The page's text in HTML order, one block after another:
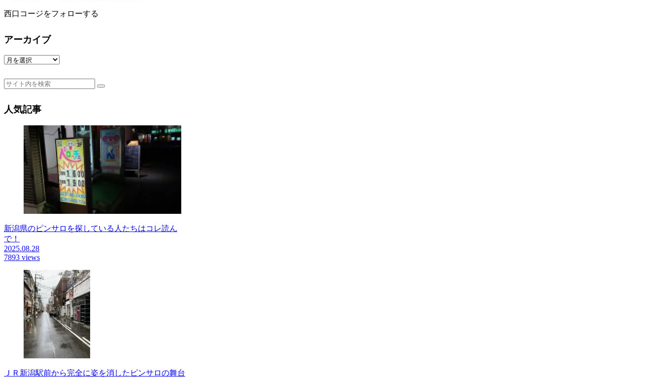
西口コージをフォローする
アーカイブ
ア
カ
イ
人気記事
新潟県のピンサロを探している人たちはコレ読ん
で！
2025.08.28
7893 views
ＪＲ新潟駅前から完全に姿を消したピンサロの舞台